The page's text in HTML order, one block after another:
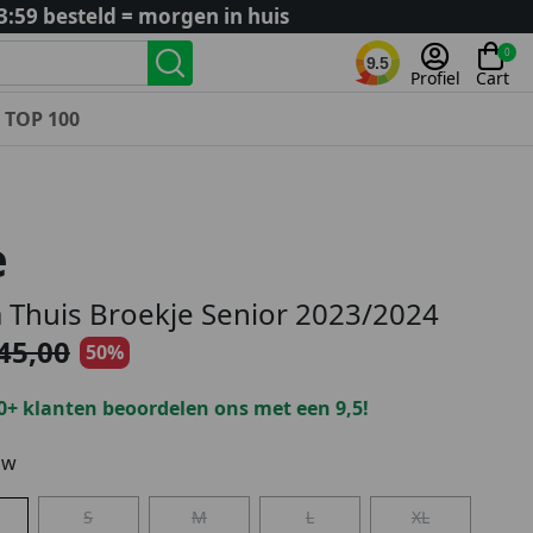
besteld = morgen in huis
9.5
Profiel
0
Cart
België
Engeland
Kroatië
TOP 100
Thuis Broekje Senior 2023/2024
50%
klanten beoordelen ons met een 9,5!
S
M
L
XL